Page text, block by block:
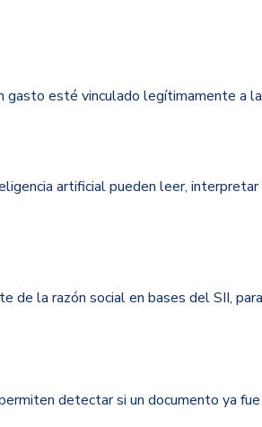
gasto esté vinculado legítimamente a
artificialpueden leer,
de la razón social en bases del SII,
detectar si un documento ya